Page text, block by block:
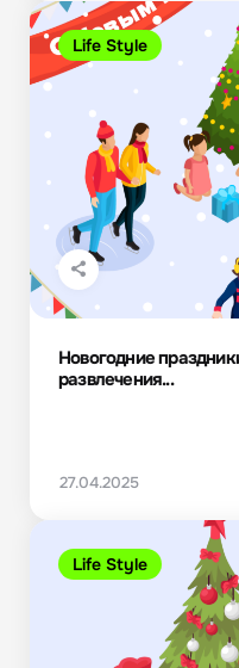
Life Style
Новогодние
развлечения...
27.04.2025
Life Style